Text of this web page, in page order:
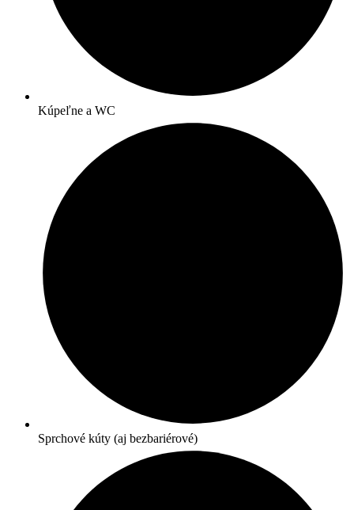
Kúpeľne a WC
Sprchové kúty (aj bezbariérové)